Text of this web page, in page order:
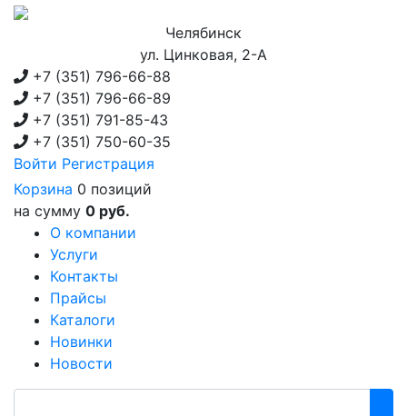
Челябинск
ул. Цинковая, 2-А
+7 (351) 796-66-88
+7 (351) 796-66-89
+7 (351) 791-85-43
+7 (351) 750-60-35
Войти Регистрация
Корзина 0 позиций
на сумму 0 руб.
О компании
Услуги
Контакты
Прайсы
Каталоги
Новинки
Новости